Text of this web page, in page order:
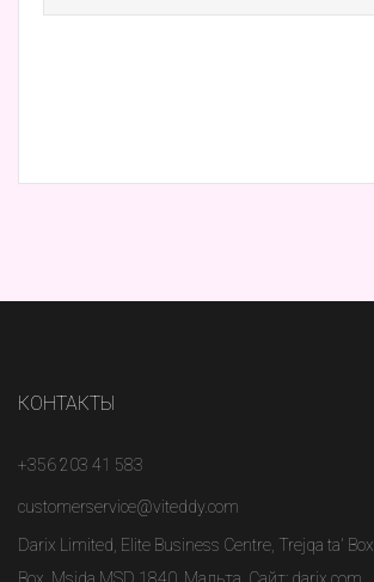
КОНТАКТЫ
+356 203 41 583
customerservice@viteddy.com
Darix Limited, Elite Business Centre, Trejqa ta' Box